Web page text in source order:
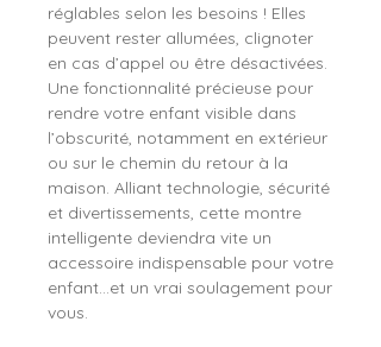
réglables selon les besoins ! Elles
peuvent rester allumées, clignoter
en cas d’appel ou être désactivées.
Une fonctionnalité précieuse pour
rendre votre enfant visible dans
l’obscurité, notamment en extérieur
ou sur le chemin du retour à la
maison. Alliant technologie, sécurité
et divertissements, cette montre
intelligente deviendra vite un
accessoire indispensable pour votre
enfant…et un vrai soulagement pour
vous.